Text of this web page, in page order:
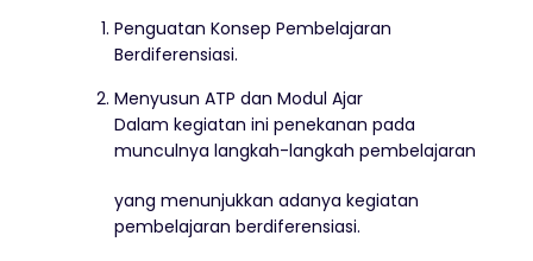
Penguatan Konsep Pembelajaran
Berdiferensiasi.
Menyusun ATP dan Modul Ajar
Dalam kegiatan ini penekanan pada
munculnya langkah-langkah pembelajaran
yang menunjukkan adanya kegiatan
pembelajaran berdiferensiasi.